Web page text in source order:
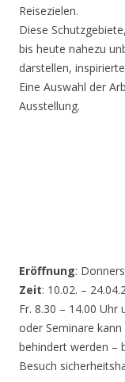
Reisezielen.
Diese
bis heute nahezu
darstellen,
Eine Auswahl der
Ausstellung.
Eröffnung:
Zeit: 10.02. –
Fr. 8.30 – 14.00 Uhr
oder Seminare
behindert werden –
Besuch